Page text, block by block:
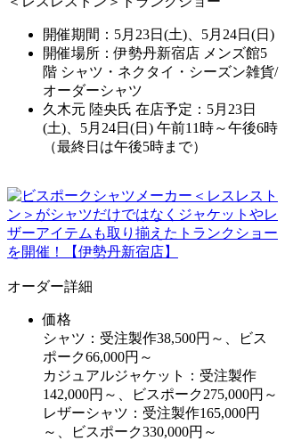
開催期間：5月23日(土)、5月24日(日)
開催場所：伊勢丹新宿店 メンズ館5
階 シャツ・ネクタイ・シーズン雑貨/
オーダーシャツ
久木元 陸央氏 在店予定：5月23日
(土)、5月24日(日) 午前11時～午後6時
（最終日は午後5時まで）
オーダー詳細
価格
シャツ：受注製作38,500円～、ビス
ポーク66,000円～
カジュアルジャケット：受注製作
142,000円～、ビスポーク275,000円～
レザーシャツ：受注製作165,000円
～、ビスポーク330,000円～